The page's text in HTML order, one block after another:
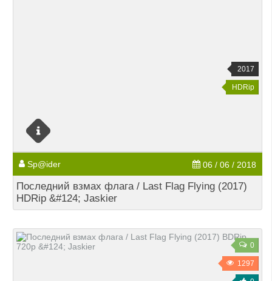
2017
HDRip
Sp@ider 06 / 06 / 2018
Последний взмах флага / Last Flag Flying (2017)
HDRip &#124; Jaskier
0
1297